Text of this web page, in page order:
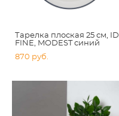
Тарелка плоская 25 см, ID
FINE, MODEST синий
870 pуб.